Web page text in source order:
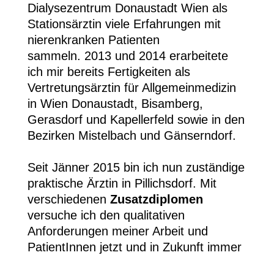
Dialysezentrum Donaustadt Wien als
Stationsärztin viele Erfahrungen mit
nierenkranken Patienten
sammeln. 2013 und 2014 erarbeitete
ich mir bereits Fertigkeiten als
Vertretungsärztin für Allgemeinmedizin
in Wien Donaustadt, Bisamberg,
Gerasdorf und Kapellerfeld sowie in den
Bezirken Mistelbach und Gänserndorf.
Seit Jänner 2015 bin ich nun zuständige
praktische Ärztin in Pillichsdorf. Mit
verschiedenen Zusatzdiplomen
versuche ich den qualitativen
Anforderungen meiner Arbeit und
PatientInnen jetzt und in Zukunft immer